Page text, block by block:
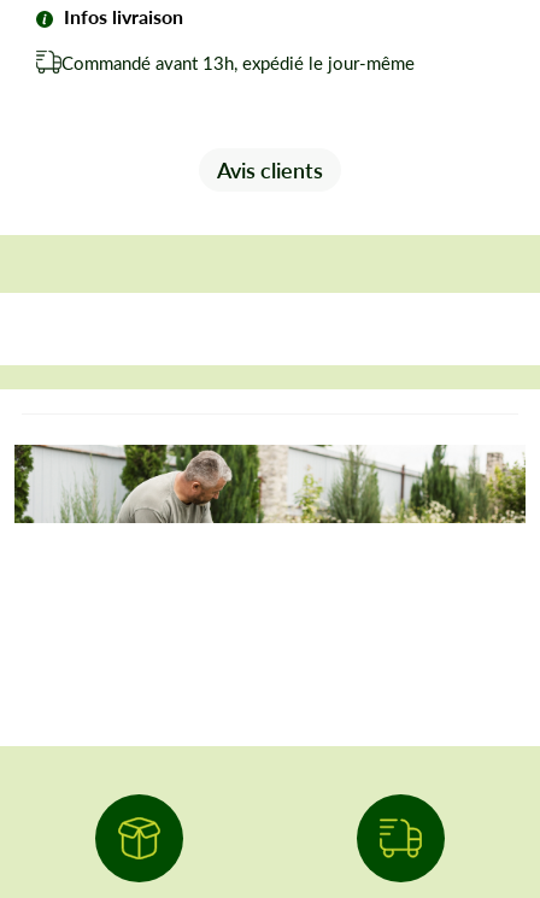
Infos livraison
Commandé avant 13h, expédié le jour-même
Avis clients